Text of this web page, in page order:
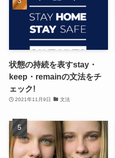
状態の持続を表すstay・
keep・remainの文法をチ
ェック!
2021年11月9日 文法